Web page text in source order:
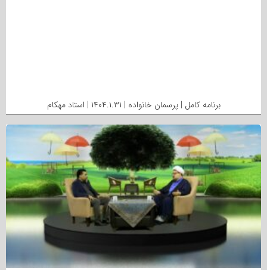
برنامه کامل | پرسمان خانواده | ۱۴۰۴.۱.۳۱ | استاد مهکام